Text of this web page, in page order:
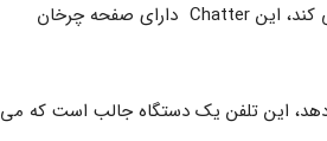
به غیر از ویژگی هایی که آن را به یک دستگاه کاربردی تبدیل می کند، این Chatter دارای صفحه چرخان
دهد، این تلفن یک دستگاه جالب است که می